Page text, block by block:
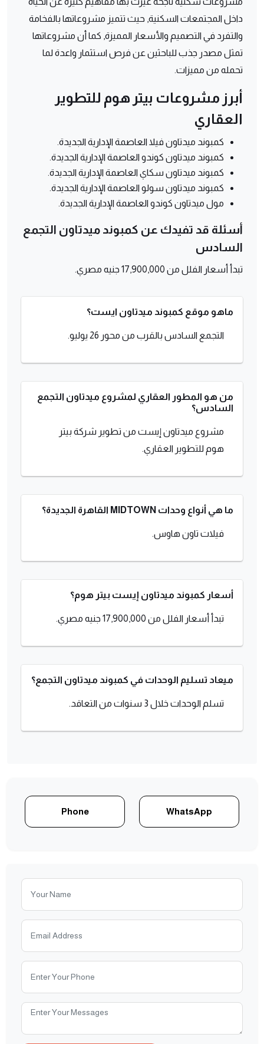
داخل المجتمعات السكنية, حيث تتميز مشروعاتها بالفخامة
والتفرد في التصميم والأسعار المميزة, كما أن مشروعاتها
تمثل مصدر جذب للباحثين عن فرص استثمار واعدة لما
تحمله من مميزات.
أبرز مشروعات بيتر هوم للتطوير
العقاري
كمبوند ميدتاون فيلا العاصمة الإدارية الجديدة.
كمبوند ميدتاون كوندو العاصمة الإدارية الجديدة.
كمبوند ميدتاون سكاي العاصمة الإدارية الجديدة.
كمبوند ميدتاون سولو العاصمة الإدارية الجديدة.
مول ميدتاون كوندو العاصمة الإدارية الجديدة.
أسئلة قد تفيدك عن كمبوند ميدتاون التجمع
السادس
تبدأ أسعار الفلل من 17,900,000 جنيه مصري.
ماهو موقع كمبوند ميدتاون ايست؟
التجمع السادس بالقرب من محور 26 يوليو.
من هو المطور العقاري لمشروع ميدتاون التجمع
السادس؟
مشروع ميدتاون إيست من تطوير شركة بيتر
هوم للتطوير العقاري.
ما هي أنواع وحدات MIDTOWN القاهرة الجديدة؟
فيلات تاون هاوس.
أسعار كمبوند ميدتاون إيست بيتر هوم؟
تبدأ أسعار الفلل من 17,900,000 جنيه مصري.
ميعاد تسليم الوحدات في كمبوند ميدتاون التجمع؟
تسلم الوحدات خلال 3 سنوات من التعاقد.
WhatsApp
Phone